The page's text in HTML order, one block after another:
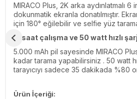
MIRACO Plus, 2K arka aydınlatmalı 6
dokunmatik ekranla donatılmıştır.
için 180° eğilebilir ve selfie yüz
2 saat çalışma ve 50 watt hızlı şarj
5.000 mAh pil sayesinde MIRACO
kadar tarama yapabilirsiniz . 50 watt
tarayıcıyı sadece 35 dakikada %80
Ürün İçeriği: